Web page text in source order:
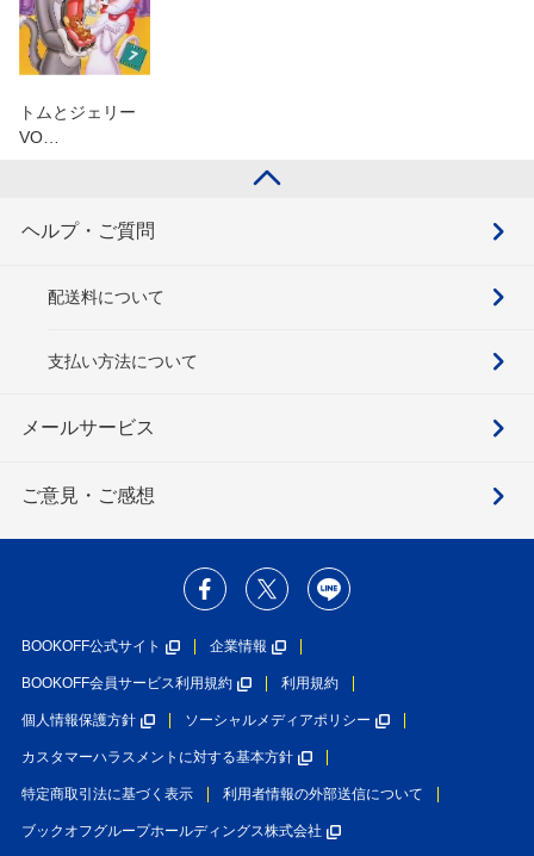
トムとジェリー
VO…
ヘルプ・ご質問
配送料について
支払い方法について
メールサービス
ご意見・ご感想
BOOKOFF公式サイト 企業情報
BOOKOFF会員サービス利用規約 利用規約
個人情報保護方針 ソーシャルメディアポリシー
カスタマーハラスメントに対する基本方針
特定商取引法に基づく表示 利用者情報の外部送信について
ブックオフグループホールディングス株式会社